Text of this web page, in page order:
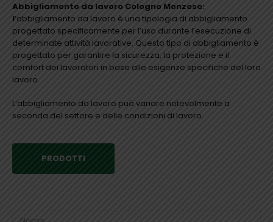
Abbigliamento da lavoro Cologno Monzese:
l‘abbigliamento da lavoro è una tipologia di abbigliamento
progettato specificamente per l’uso durante l’esecuzione di
determinate attività lavorative. Questo tipo di abbigliamento è
progettato per garantire la sicurezza, la protezione e il
comfort dei lavoratori in base alle esigenze specifiche del loro
lavoro.
L’abbigliamento da lavoro può variare notevolmente a
seconda del settore e delle condizioni di lavoro.
PRODOTTI